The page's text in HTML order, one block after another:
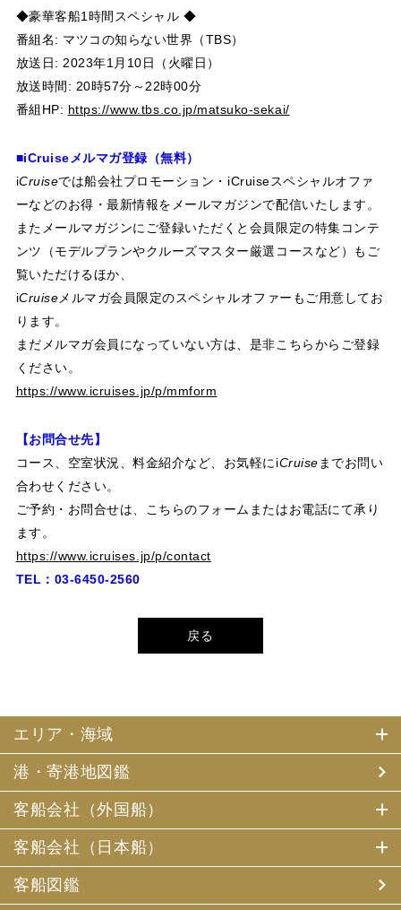
◆豪華客船1時間スペシャル ◆
番組名: マツコの知らない世界（TBS）
放送日: 2023年1月10日（火曜日）
放送時間: 20時57分～22時00分
番組HP: https://www.tbs.co.jp/matsuko-sekai/
■iCruise メルマガ登録（無料）
iCruiseでは船会社プロモーション・iCruiseスペシャルオファ
ーなどのお得・最新情報をメールマガジンで配信いたします。
またメールマガジンにご登録いただくと会員限定の特集コンテ
ンツ（モデルプランやクルーズマスター厳選コースなど）もご
覧いただけるほか、
iCruise メルマガ会員限定のスペシャルオファーもご用意してお
ります。
まだメルマガ会員になっていない方は、是非こちらからご登録
ください。
https://www.icruises.jp/p/mmform
【お問合せ先】
コース、空室状況、料金紹介など、お気軽に iCruise までお問い
合わせください。
ご予約・お問合せは、こちらのフォームまたはお電話にて承り
ます。
https://www.icruises.jp/p/contact
TEL：03-6450-2560
戻る
エリア・海域
港・寄港地図鑑
客船会社（外国船）
客船会社（日本船）
客船図鑑